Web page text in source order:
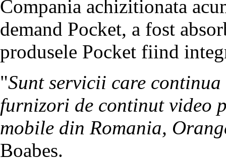
Compania achizitionata
demand Pocket, a fost
produsele Pocket fiind
"Sunt servicii care
furnizori de continut video
mobile din Romania,
Boabes.